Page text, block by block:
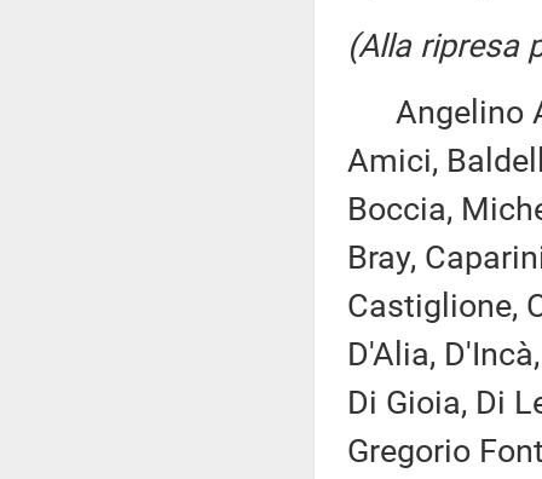
(Alla ripresa
Angelino
Amici,
Boccia,
Bray,
Castiglione,
D'Alia,
Di Gioia, Di
Gregorio